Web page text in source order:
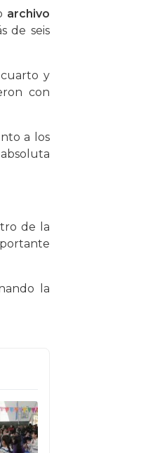
archivo
de seis
y
con
a los
de la
la